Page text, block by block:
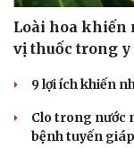
Loài hoa khiến
vị thuốc trong y
9 lợi ích khiến
Clo trong nước
bệnh tuyến